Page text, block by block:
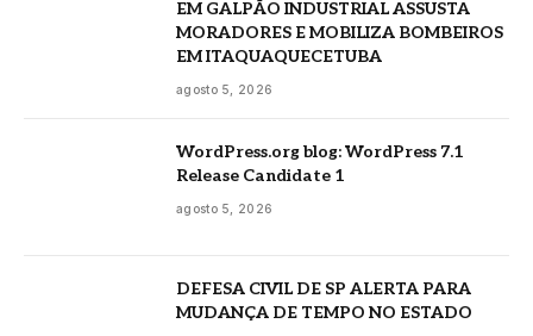
EM GALPÃO INDUSTRIAL ASSUSTA
MORADORES E MOBILIZA BOMBEIROS
EM ITAQUAQUECETUBA
agosto 5, 2026
WordPress.org blog: WordPress 7.1
Release Candidate 1
agosto 5, 2026
DEFESA CIVIL DE SP ALERTA PARA
MUDANÇA DE TEMPO NO ESTADO